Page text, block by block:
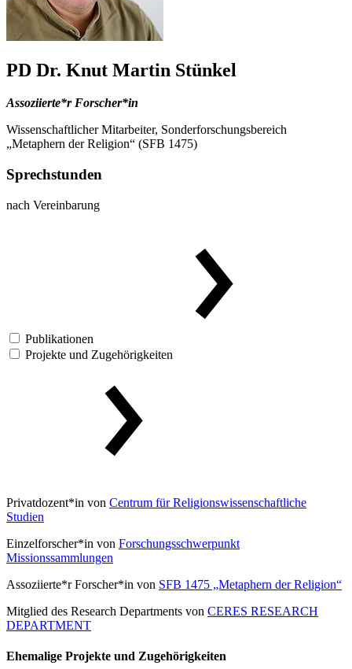
PD Dr. Knut Martin Stünkel
Assoziierte*r Forscher*in
Wissenschaftlicher Mitarbeiter, Sonderforschungsbereich
„Metaphern der Religion“ (SFB 1475)
Sprechstunden
nach Vereinbarung
Publikationen
Projekte und Zugehörigkeiten
Privatdozent*in von Centrum für Religionswissenschaftliche
Studien
Einzelforscher*in von Forschungsschwerpunkt
Missionssammlungen
Assoziierte*r Forscher*in von SFB 1475 „Metaphern der Religion“
Mitglied des Research Departments von CERES RESEARCH
DEPARTMENT
Ehemalige Projekte und Zugehörigkeiten